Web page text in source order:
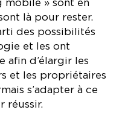
mobile » sont en
là pour rester.
des possibilités
et les ont
afin d’élargir les
et les propriétaires
s’adapter à ce
réussir.